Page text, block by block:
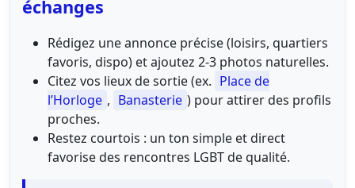
échanges
Rédigez une annonce précise (loisirs, quartiers
favoris, dispo) et ajoutez 2-3 photos naturelles.
Citez vos lieux de sortie (ex. Place de
l’Horloge , Banasterie ) pour attirer des profils
proches.
Restez courtois : un ton simple et direct
favorise des rencontres LGBT de qualité.